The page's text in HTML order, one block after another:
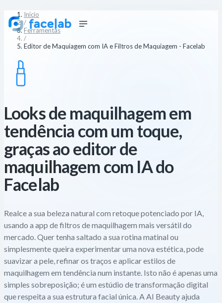
Início
/
Ferramentas
/
Editor de Maquiagem com IA e Filtros de Maquiagem - Facelab
Looks de maquilhagem em
tendência com um toque,
graças ao editor de
maquilhagem com IA do
Facelab
Realce a sua beleza natural com retoque potenciado por IA,
usando a app de filtros de maquilhagem mais versátil do
mercado. Quer tenha saltado a sua rotina matinal ou
simplesmente queira experimentar uma nova estética, pode
suavizar a pele, refinar os traços e aplicar estilos de
maquilhagem em tendência num instante. Isto não é apenas uma
simples sobreposição; é um estúdio de transformação digital
que respeita a sua estrutura facial única. A AI Beauty ajuda